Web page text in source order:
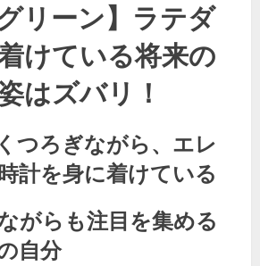
リーン】​ラテダ
けている将来の
はズバリ！
つろぎながら、エレ
計を身に着けている
がらも注目を集める
自分